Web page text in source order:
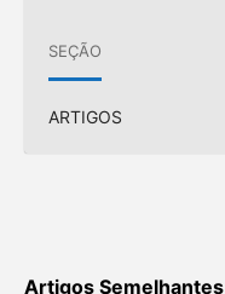
SEÇÃO
ARTIGOS
Artigos Semelhantes